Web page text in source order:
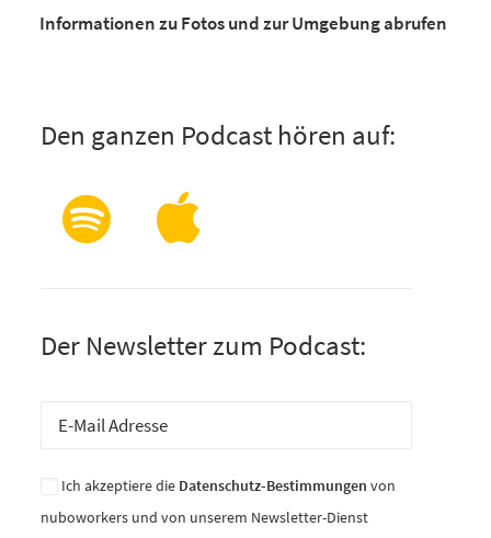
Informationen zu Fotos und zur Umgebung abrufen
Den ganzen Podcast hören auf:
Der Newsletter zum Podcast:
Ich akzeptiere die Datenschutz-Bestimmungen von
nuboworkers und von unserem Newsletter-Dienst